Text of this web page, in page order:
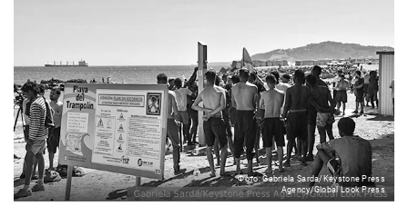
Фото: Gabriela Sarda/Keystone Press
Agency/Global Look Press